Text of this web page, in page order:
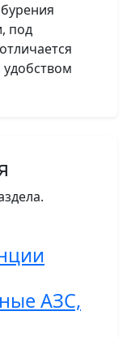
под
АЗС,